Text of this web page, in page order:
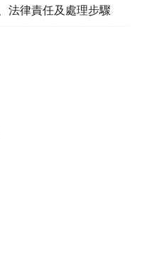
法律責任及處理步驟